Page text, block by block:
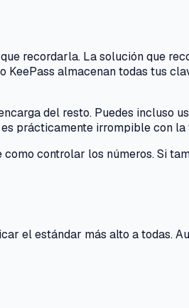
recordarla. La solución que
KeePass almacenan todas tus
del resto. Puedes incluso
prácticamente irrompible con
controlar los números. Si
el estándar más alto a todas.